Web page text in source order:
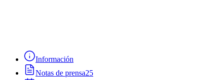
Información
Notas de prensa25